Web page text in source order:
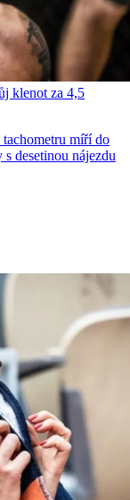
klenot za 4,5
míří do
desetinou nájezdu